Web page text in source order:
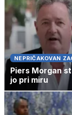
NEPRIČAKOVAN
Piers Morgan
jo pri miru